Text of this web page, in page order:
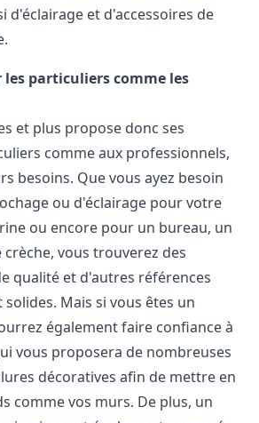
d'éclairage et d'accessoires de
les particuliers comme les
et plus propose donc ses
comme aux professionnels,
besoins. Que vous ayez besoin
ou d'éclairage pour votre
ou encore pour un bureau, un
vous trouverez des
qualité et d'autres références
Mais si vous êtes un
également faire confiance à
vous proposera de nombreuses
décoratives afin de mettre en
comme vos murs. De plus, un